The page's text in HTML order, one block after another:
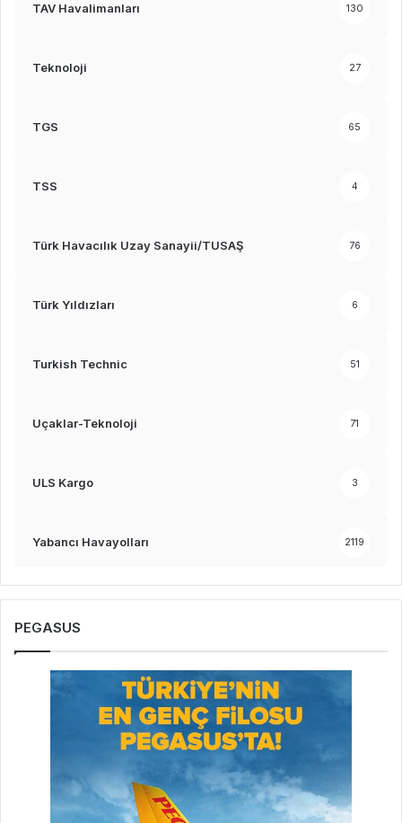
TAV Havalimanları 130
Teknoloji 27
TGS 65
TSS 4
Türk Havacılık Uzay Sanayii/TUSAŞ 76
Türk Yıldızları 6
Turkish Technic 51
Uçaklar-Teknoloji 71
ULS Kargo 3
Yabancı Havayolları 2119
PEGASUS